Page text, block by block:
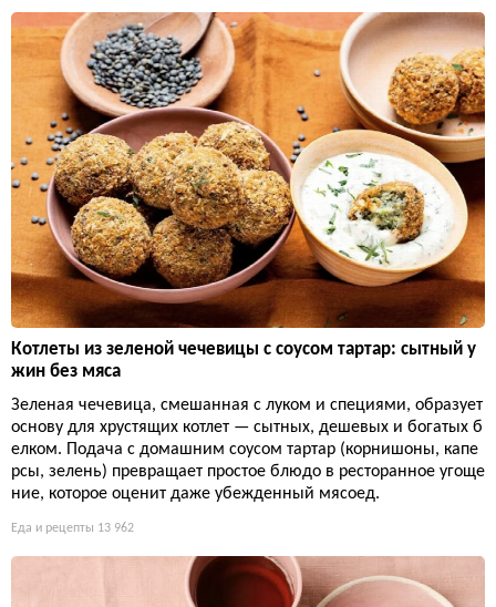
Котлеты из зеленой чечевицы с соусом тартар: сытный у
жин без мяса
Зеленая чечевица, смешанная с луком и специями, образует
основу для хрустящих котлет — сытных, дешевых и богатых б
елком. Подача с домашним соусом тартар (корнишоны, капе
рсы, зелень) превращает простое блюдо в ресторанное угоще
ние, которое оценит даже убежденный мясоед.
Еда и рецепты 13 962